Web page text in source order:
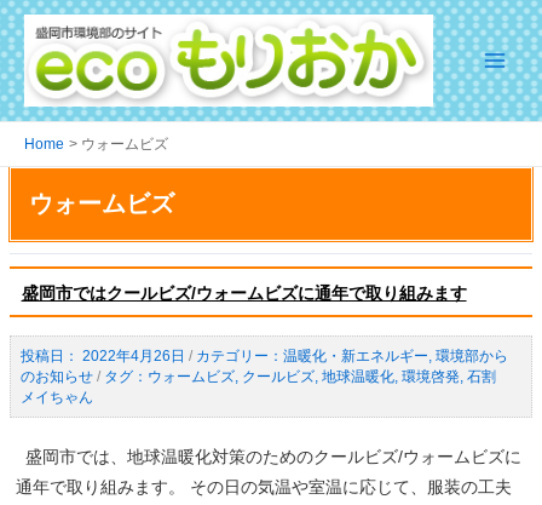
Skip
to
content
Main
Menu
Home ウォームビズ
ウォームビズ
盛岡市ではクールビズ/ウォームビズに通年で取り組みます
2022年4月26日 / 温暖化・新エネルギー, 環境部から
のお知らせ/ ウォームビズ, クールビズ, 地球温暖化, 環境啓発, 石割
メイちゃん
盛岡市では、地球温暖化対策のためのクールビズ/ウォームビズに
通年で取り組みます。 その日の気温や室温に応じて、服装の工夫